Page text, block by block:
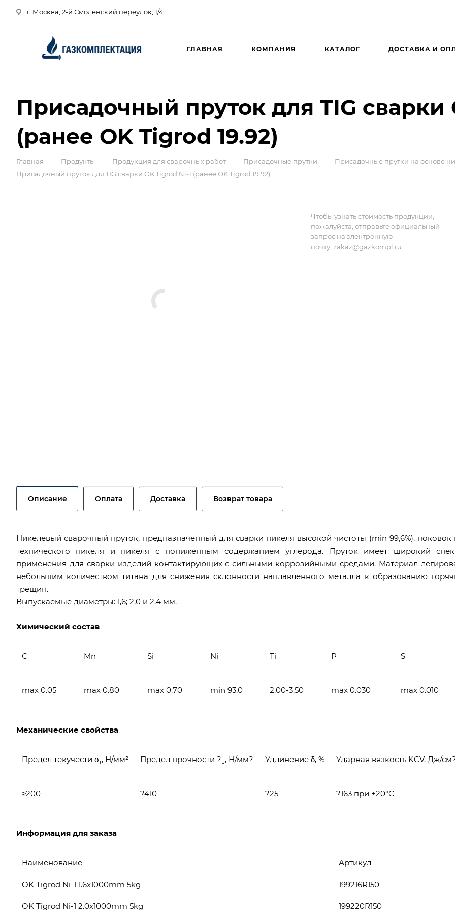
г. Москва, 2-й Смоленский переулок, 1/4
ГЛАВНАЯ КОМПАНИЯ КАТАЛОГ ДОСТАВКА И
Присадочный пруток для TIG сварки
(ранее OK Tigrod 19.92)
Главная — Продукты — Продукция для сварочных работ — Присадочные прутки —
Присадочные прутки на основе
Присадочный пруток для TIG сварки OK Tigrod Ni-1 (ранее OK Tigrod 19.92)
Чтобы узнать стоимость продукции,
пожалуйста, отправьте официальный
запрос на электронную
почту: zakaz@gazkompl.ru
Описание Оплата Доставка Возврат товара
Никелевый сварочный пруток, предназначенный для сварки никеля высокой чистоты (min 99,6%), поковок
технического никеля и никеля с пониженным содержанием углерода. Пруток имеет широкий
применения для сварки изделий контактирующих с сильными коррозийными средами. Материал
небольшим количеством титана для снижения склонности наплавленного металла к образованию
трещин.
Выпускаемые диаметры: 1,6; 2,0 и 2,4 мм.
Химический состав
С Mn Si Ni Ti P S
max 0.05 max 0.80 max 0.70 min 93.0 2.00-3.50 max 0.030 max 0.010
Механические свойства
Предел текучести σт, Н/мм² Предел прочности ?в, Н/мм? Удлинение δ, % Ударная вязкость KCV, Дж/
≥200 ?410 ?25 ?163 при +20°С
Информация для заказа
Наименование Артикул
OK Tigrod Ni-1 1.6x1000mm 5kg 199216R150
OK Tigrod Ni-1 2.0x1000mm 5kg 199220R150